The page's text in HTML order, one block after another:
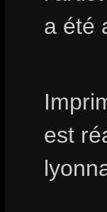
a été
est